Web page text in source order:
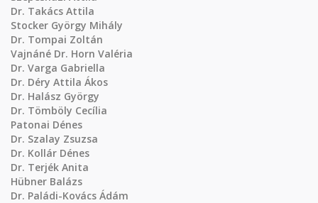
Dr. Takács Attila
Stocker György Mihály
Dr. Tompai Zoltán
Vajnáné Dr. Horn Valéria
Dr. Varga Gabriella
Dr. Déry Attila Ákos
Dr. Halász György
Dr. Tömböly Cecília
Patonai Dénes
Dr. Szalay Zsuzsa
Dr. Kollár Dénes
Dr. Terjék Anita
Hübner Balázs
Dr. Paládi-Kovács Ádám